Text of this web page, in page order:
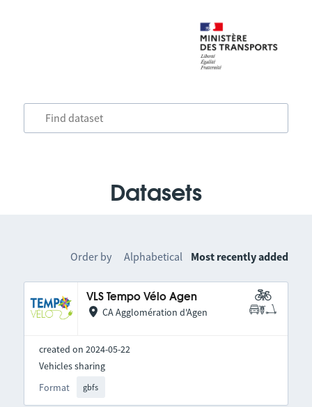
Datasets
Order by Alphabetical Most recently added
VLS Tempo Vélo Agen
CA Agglomération d'Agen
created on 2024-05-22
Format gbfs
Vehicles sharing